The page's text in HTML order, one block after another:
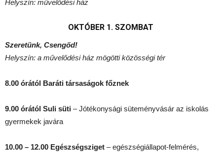
Helyszín: művelődési ház
OKTÓBER 1. SZOMBAT
Szeretünk, Csengőd!
Helyszín: a művelődési ház mögötti közösségi tér
8.00 órától Baráti társaságok főznek
9.00 órától Suli süti – Jótékonysági süteményvásár az iskolás
gyermekek javára
10.00 – 12.00 Egészségsziget – egészségiállapot-felmérés,